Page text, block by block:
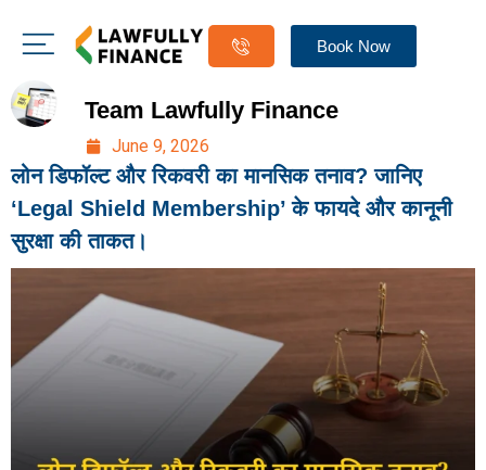
Book Now
Team Lawfully Finance
June 9, 2026
लोन डिफॉल्ट और रिकवरी का मानसिक तनाव? जानिए
‘Legal Shield Membership’ के फायदे और कानूनी
सुरक्षा की ताकत।